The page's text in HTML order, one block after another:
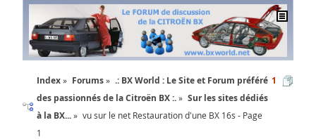
Index Forums
.: BX World : Le Site et Forum préféré
des passionnés de la Citroën BX :.
Sur les sites dédiés
à la BX...
vu sur le net Restauration d'une BX 16s - Page
1
1